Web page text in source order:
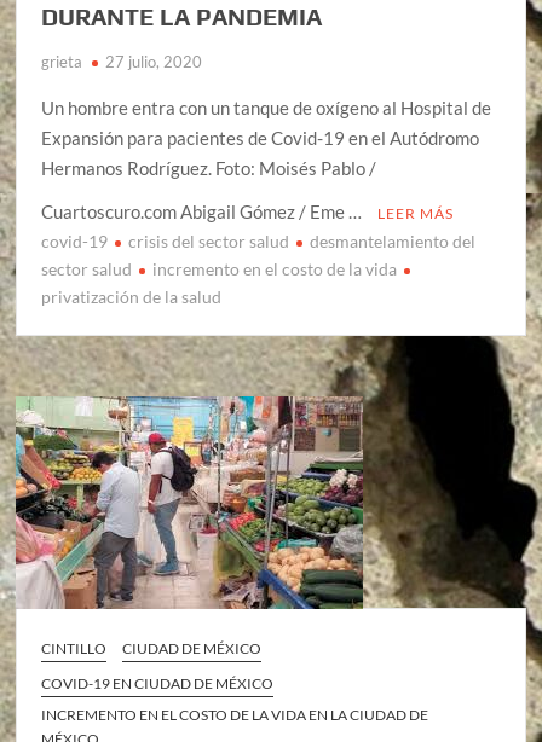
DURANTE LA PANDEMIA
grieta 27 julio, 2020
Un hombre entra con un tanque de oxígeno al Hospital de
Expansión para pacientes de Covid-19 en el Autódromo
Hermanos Rodríguez. Foto: Moisés Pablo /
Cuartoscuro.com Abigail Gómez / Eme …
LEER MÁS
covid-19 crisis del sector salud
desmantelamiento del
sector salud
incremento en el costo de la vida
privatización de la salud
CINTILLO
CIUDAD DE MÉXICO
COVID-19 EN CIUDAD DE MÉXICO
INCREMENTO EN EL COSTO DE LA VIDA EN LA CIUDAD DE